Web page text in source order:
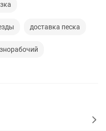
доставка песка